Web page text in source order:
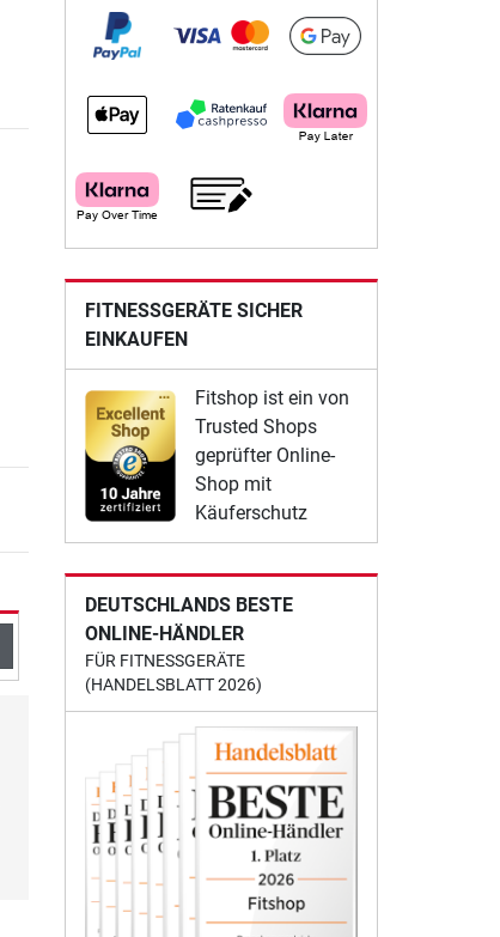
FITNESSGERÄTE SICHER
EINKAUFEN
Fitshop ist ein von
Trusted Shops
geprüfter Online-
Shop mit
Käuferschutz
DEUTSCHLANDS BESTE
ONLINE-HÄNDLER
FÜR FITNESSGERÄTE
(HANDELSBLATT 2026)